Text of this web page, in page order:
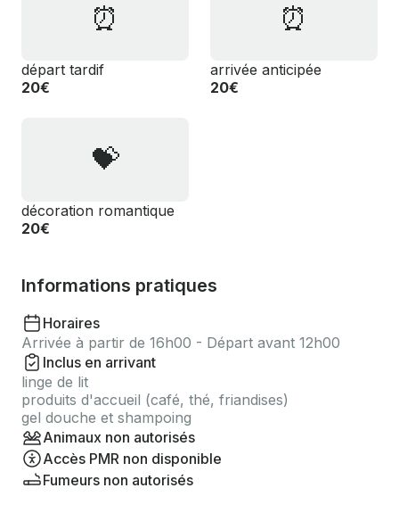
⏰
départ tardif
20€
⏰
arrivée anticipée
20€
💝
décoration romantique
20€
Informations pratiques
Horaires
Arrivée à partir de 16h00 - Départ avant 12h00
Inclus en arrivant
linge de lit
produits d'accueil (café, thé, friandises)
gel douche et shampoing
Animaux non autorisés
Accès PMR non disponible
Fumeurs non autorisés